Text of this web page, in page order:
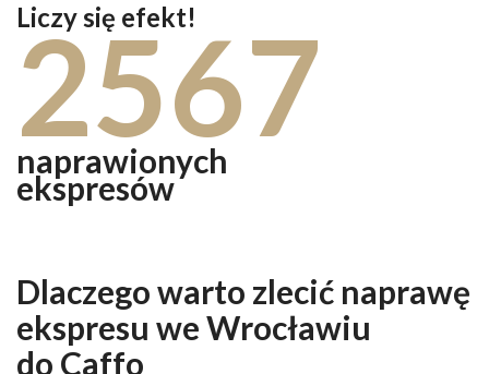
Liczy się efekt!
2567
naprawionych
ekspresów
Dlaczego warto zlecić naprawę
ekspresu we Wrocławiu
do Caffo